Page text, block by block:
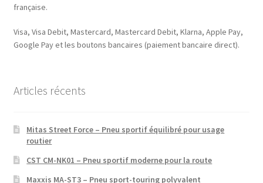
française.
Visa, Visa Debit, Mastercard, Mastercard Debit, Klarna, Apple Pay,
Google Pay et les boutons bancaires (paiement bancaire direct).
Articles récents
Mitas Street Force – Pneu sportif équilibré pour usage
routier
CST CM-NK01 – Pneu sportif moderne pour la route
Maxxis MA-ST3 – Pneu sport-touring polyvalent